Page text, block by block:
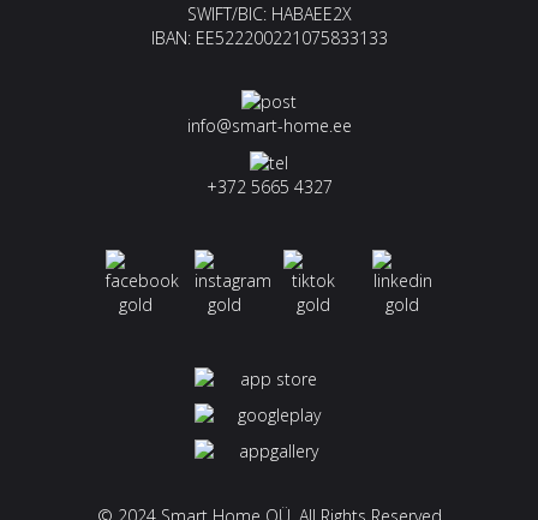
SWIFT/BIC: HABAEE2X
IBAN: EE522200221075833133
info@smart-home.ee
+372 5665 4327